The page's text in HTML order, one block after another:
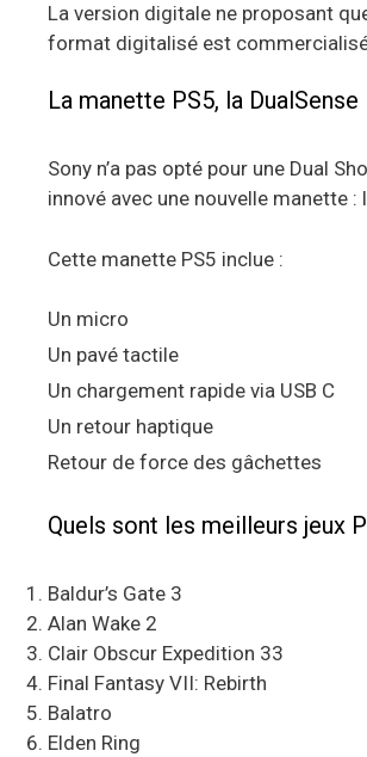
La version digitale ne proposant
format digitalisé est
La manette PS5, la DualSense
Sony n’a pas opté pour une Dual
innové avec une nouvelle manette :
Cette manette PS5 inclue :
Un micro
Un pavé tactile
Un chargement rapide via USB C
Un retour haptique
Retour de force des gâchettes
Quels sont les meilleurs jeux
Baldur’s Gate 3
Alan Wake 2
Clair Obscur Expedition 33
Final Fantasy VII: Rebirth
Balatro
Elden Ring